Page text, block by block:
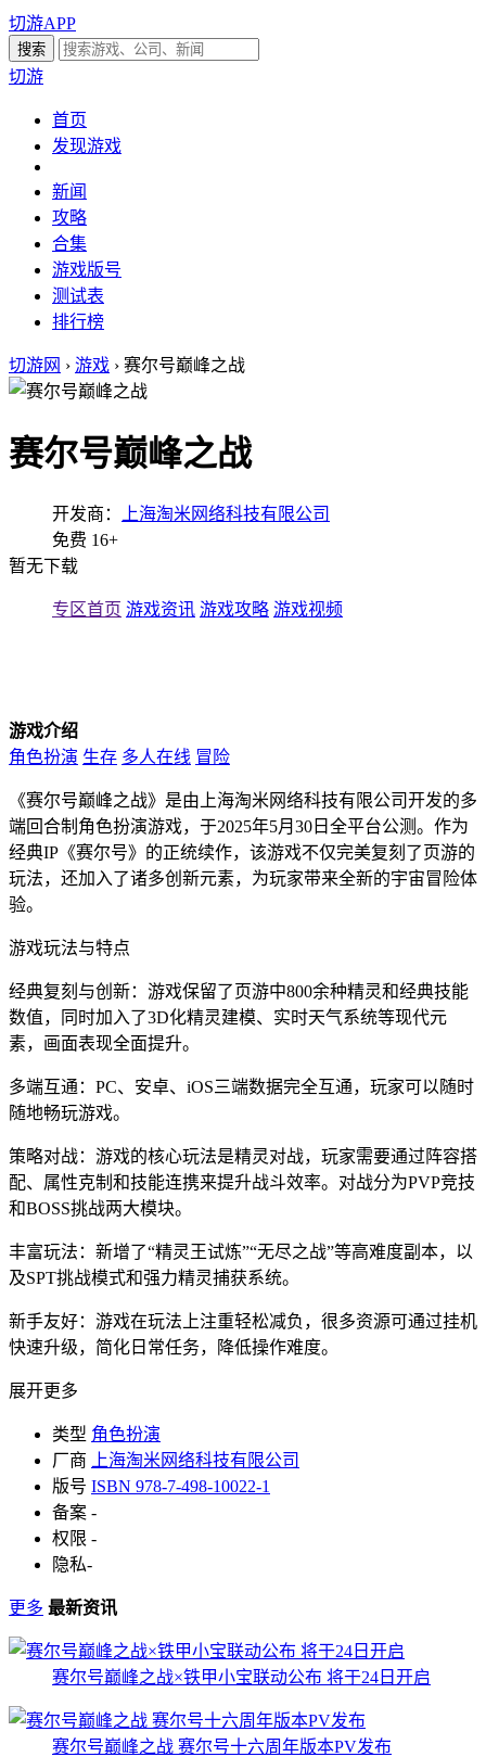
切游APP
切游
首页
发现游戏
新闻
攻略
合集
游戏版号
测试表
排行榜
切游网 › 游戏 › 赛尔号巅峰之战
赛尔号巅峰之战
开发商：
上海淘米网络科技有限公司
免费 16+
暂无下载
专区首页 游戏资讯 游戏攻略 游戏视频
游戏介绍
角色扮演 生存 多人在线 冒险
《赛尔号巅峰之战》是由上海淘米网络科技有限公司开发的多
端回合制角色扮演游戏，于2025年5月30日全平台公测。作为
经典IP《赛尔号》的正统续作，该游戏不仅完美复刻了页游的
玩法，还加入了诸多创新元素，为玩家带来全新的宇宙冒险体
验。
游戏玩法与特点
经典复刻与创新：游戏保留了页游中800余种精灵和经典技能
数值，同时加入了3D化精灵建模、实时天气系统等现代元
素，画面表现全面提升。
多端互通：PC、安卓、iOS三端数据完全互通，玩家可以随时
随地畅玩游戏。
策略对战：游戏的核心玩法是精灵对战，玩家需要通过阵容搭
配、属性克制和技能连携来提升战斗效率。对战分为PVP竞技
和BOSS挑战两大模块。
丰富玩法：新增了“精灵王试炼”“无尽之战”等高难度副本，以
及SPT挑战模式和强力精灵捕获系统。
新手友好：游戏在玩法上注重轻松减负，很多资源可通过挂机
快速升级，简化日常任务，降低操作难度。
展开更多
类型 角色扮演
厂商
上海淘米网络科技有限公司
版号 ISBN 978-7-498-10022-1
备案 -
权限 -
隐私-
更多 最新资讯
赛尔号巅峰之战×铁甲小宝联动公布 将于24日开启
赛尔号巅峰之战 赛尔号十六周年版本PV发布